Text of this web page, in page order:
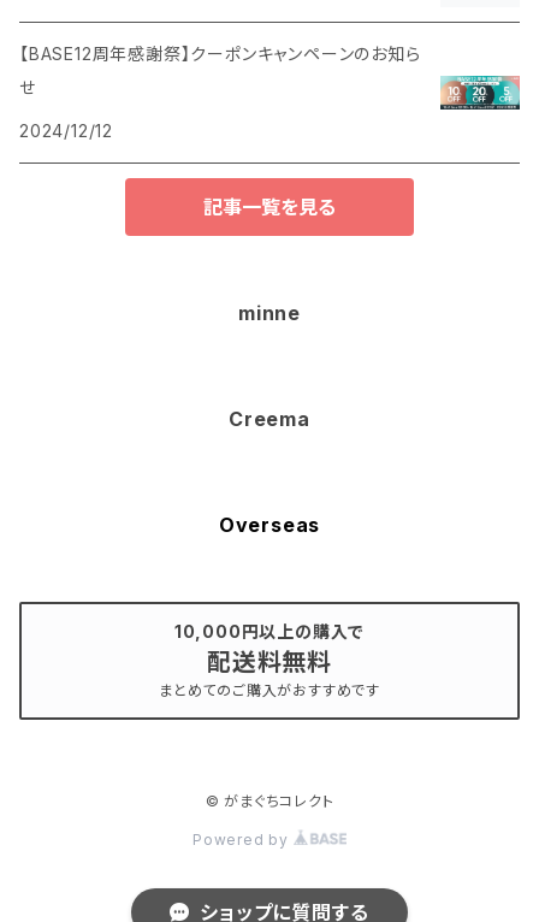
【BASE12周年感謝祭】クーポンキャンペーンのお知ら
せ
2024/12/12
記事一覧を見る
minne
Creema
Overseas
10,000円以上の購入で
配送料無料
まとめてのご購入がおすすめです
© がまぐちコレクト
Powered by
ショップに質問する